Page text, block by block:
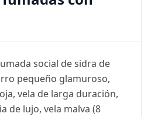
social de sidra de
pequeño glamuroso,
vela de larga duración,
de lujo, vela malva (8